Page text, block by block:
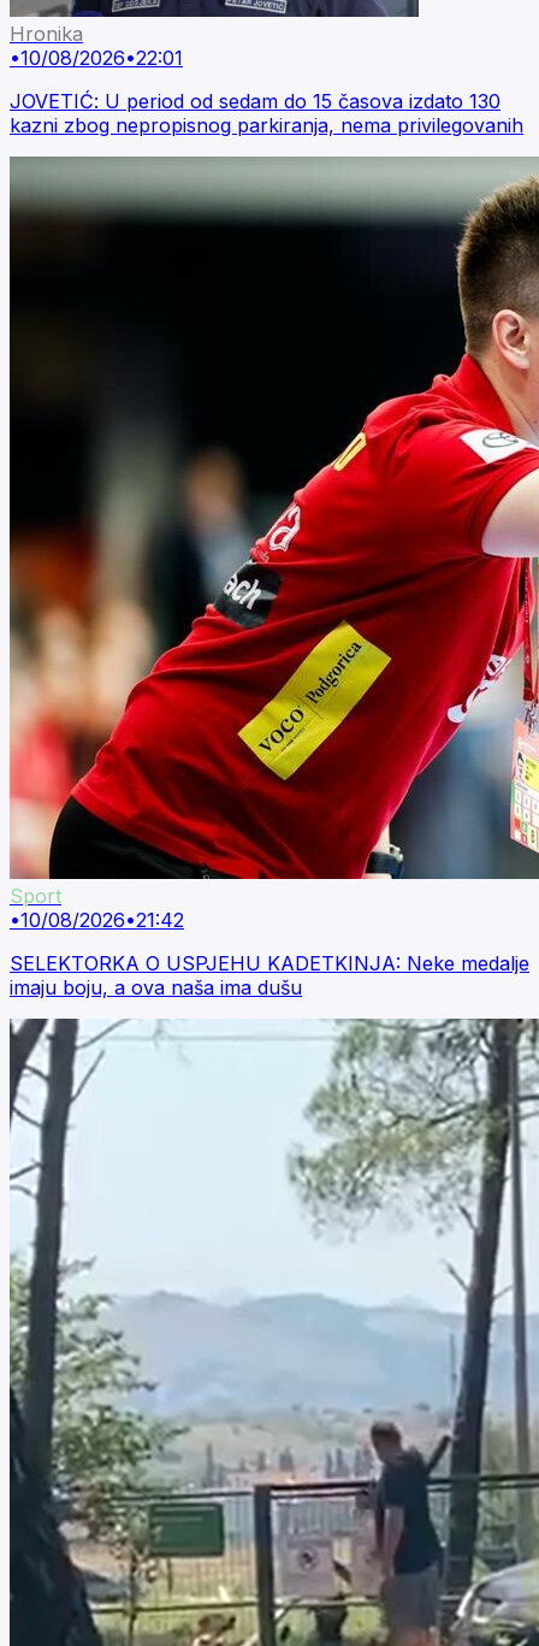
Hronika
•10/08/2026•22:01
JOVETIĆ: U period od sedam do 15 časova izdato 130
kazni zbog nepropisnog parkiranja, nema privilegovanih
Sport
•10/08/2026•21:42
SELEKTORKA O USPJEHU KADETKINJA: Neke medalje
imaju boju, a ova naša ima dušu